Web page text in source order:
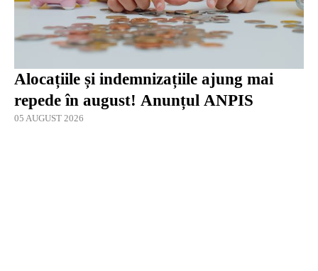
Alocațiile și indemnizațiile ajung mai
repede în august! Anunțul ANPIS
05 AUGUST 2026